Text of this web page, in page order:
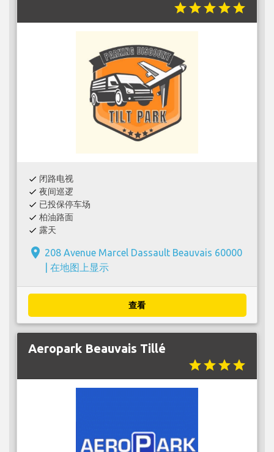
starstarstarstarstar
check 闭路电视
check 夜间巡逻
check 已投保停车场
check 柏油路面
check 露天
place 208 Avenue Marcel Dassault Beauvais 60000
在地图上显示
查看
Aeropark Beauvais Tillé
starstarstarstar